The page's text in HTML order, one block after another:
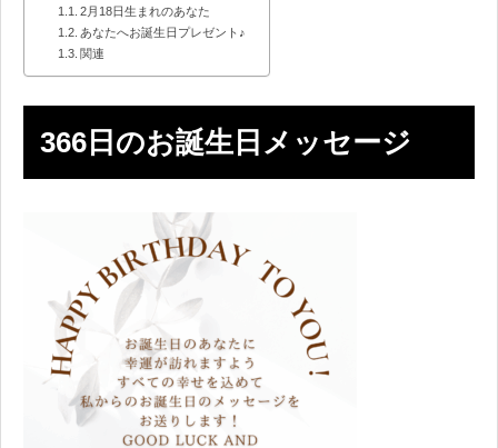
2月18日生まれのあなた
あなたへお誕生日プレゼント♪
関連
366日のお誕生日メッセージ